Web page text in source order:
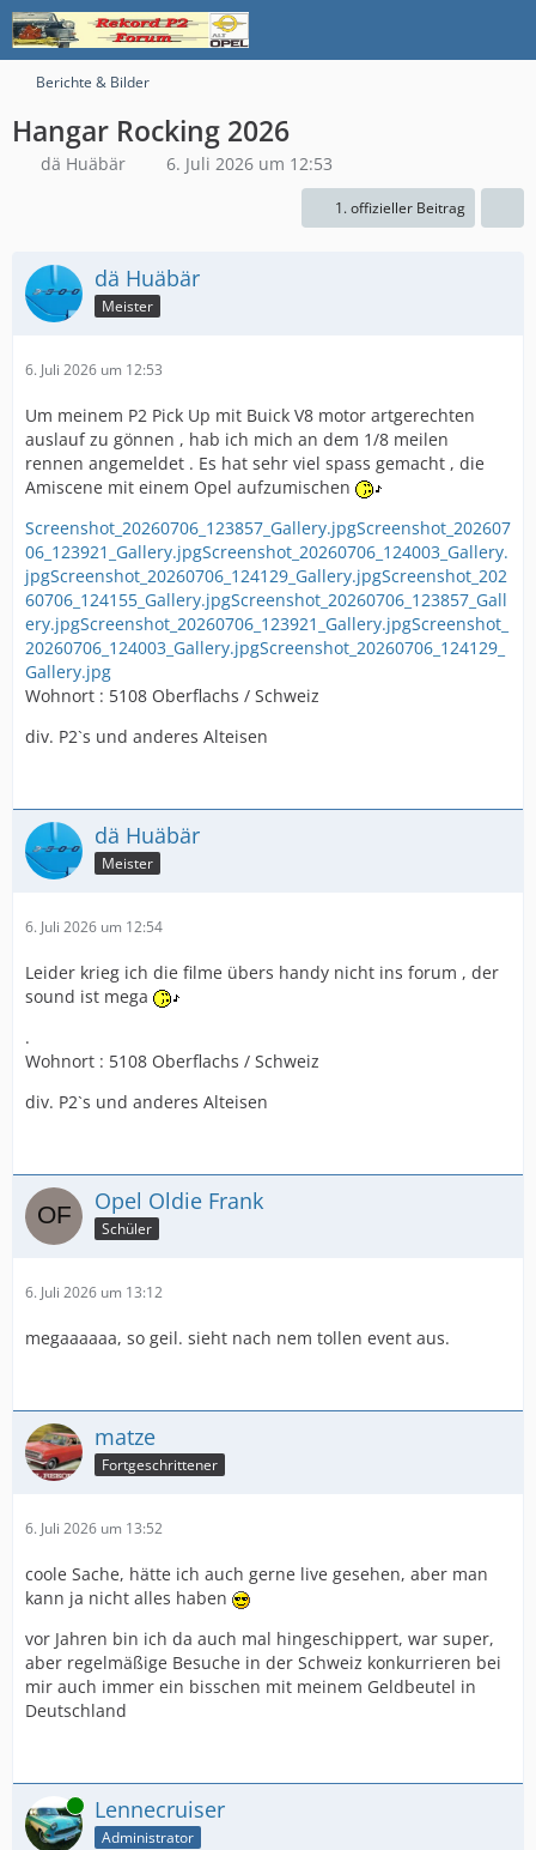
Berichte & Bilder
Hangar Rocking 2026
dä Huäbär 6. Juli 2026 um 12:53
1. offizieller Beitrag
dä Huäbär
Meister
6. Juli 2026 um 12:53
Um meinem P2 Pick Up mit Buick V8 motor artgerechten
auslauf zu gönnen , hab ich mich an dem 1/8 meilen
rennen angemeldet . Es hat sehr viel spass gemacht , die
Amiscene mit einem Opel aufzumischen
Screenshot_20260706_123857_Gallery.jpgScreenshot_202607
06_123921_Gallery.jpgScreenshot_20260706_124003_Gallery.
jpgScreenshot_20260706_124129_Gallery.jpgScreenshot_202
60706_124155_Gallery.jpgScreenshot_20260706_123857_Gall
ery.jpgScreenshot_20260706_123921_Gallery.jpgScreenshot_
20260706_124003_Gallery.jpgScreenshot_20260706_124129_
Gallery.jpg
Wohnort : 5108 Oberflachs / Schweiz
div. P2`s und anderes Alteisen
dä Huäbär
Meister
6. Juli 2026 um 12:54
Leider krieg ich die filme übers handy nicht ins forum , der
sound ist mega
.
Wohnort : 5108 Oberflachs / Schweiz
div. P2`s und anderes Alteisen
Opel Oldie Frank
Schüler
6. Juli 2026 um 13:12
megaaaaaa, so geil. sieht nach nem tollen event aus.
matze
Fortgeschrittener
6. Juli 2026 um 13:52
coole Sache, hätte ich auch gerne live gesehen, aber man
kann ja nicht alles haben
vor Jahren bin ich da auch mal hingeschippert, war super,
aber regelmäßige Besuche in der Schweiz konkurrieren bei
mir auch immer ein bisschen mit meinem Geldbeutel in
Deutschland
Online Lennecruiser
Administrator